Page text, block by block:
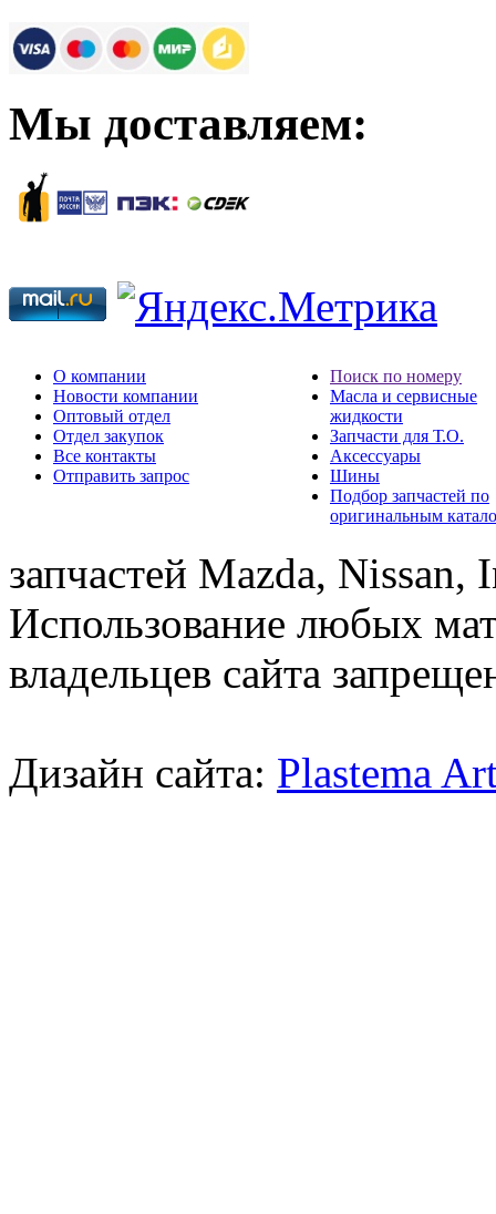
Мы доставляем:
О компании
Новости компании
Оптовый отдел
Отдел закупок
Все контакты
Отправить запрос
Поиск по номеру
Масла и сервисные
жидкости
Запчасти для Т.О.
Аксессуары
Шины
Подбор запчастей по
оригинальным
запчастей Mazda,
Использование любых
владельцев сайта
Дизайн сайта: Plastema